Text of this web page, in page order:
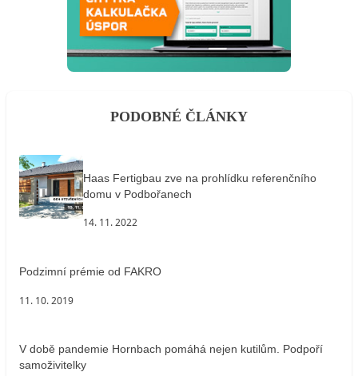
PODOBNÉ ČLÁNKY
Haas Fertigbau zve na prohlídku referenčního
domu v Podbořanech
14. 11. 2022
Podzimní prémie od FAKRO
11. 10. 2019
V době pandemie Hornbach pomáhá nejen kutilům. Podpoří
samoživitelky